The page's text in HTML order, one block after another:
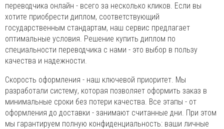
переводчика онлайн - всего за несколько кликов. Если вы
хотите приобрести диплом, соответствующий
государственным стандартам, наш сервис предлагает
оптимальные условия. Решение купить диплом по
специальности переводчика с нами - это выбор в пользу
качества и надежности.
Скорость оформления - наш ключевой приоритет. Мы
разработали систему, которая позволяет оформить заказ в
минимальные сроки без потери качества. Все этапы - от
оформления до доставки - занимают считанные дни. При этом
мы гарантируем полную конфиденциальность: ваши личные